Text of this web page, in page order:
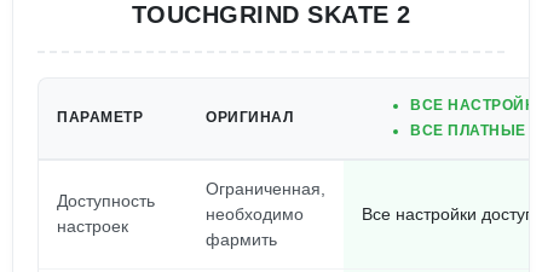
TOUCHGRIND SKATE 2
ПАРАМЕТР ОРИГИНАЛ
ВСЕ
ВСЕ ПЛАТНЫЕ
Доступность
настроек
Ограниченная,
необходимо
фармить
Все настройки